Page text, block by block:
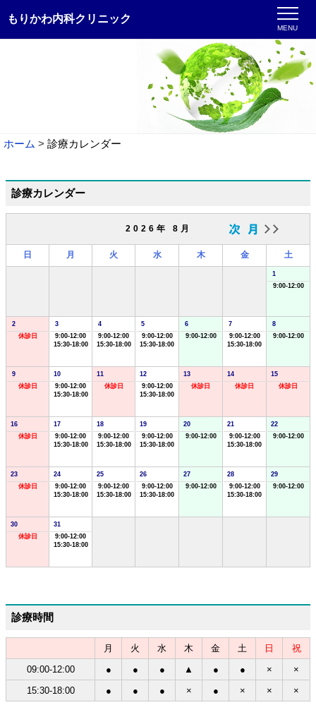
もりかわ内科クリニック
MENU
ホーム 診療カレンダー
診療カレンダー
2026年 8月
日 月 火 水 木 金 土
1
9:00-12:00
2
休診日
3
9:00-12:00
15:30-18:00
4
9:00-12:00
15:30-18:00
5
9:00-12:00
15:30-18:00
6
9:00-12:00
7
9:00-12:00
15:30-18:00
8
9:00-12:00
9
休診日
10
9:00-12:00
15:30-18:00
11
休診日
12
9:00-12:00
15:30-18:00
13
休診日
14
休診日
15
休診日
16
休診日
17
9:00-12:00
15:30-18:00
18
9:00-12:00
15:30-18:00
19
9:00-12:00
15:30-18:00
20
9:00-12:00
21
9:00-12:00
15:30-18:00
22
9:00-12:00
23
休診日
24
9:00-12:00
15:30-18:00
25
9:00-12:00
15:30-18:00
26
9:00-12:00
15:30-18:00
27
9:00-12:00
28
9:00-12:00
15:30-18:00
29
9:00-12:00
30
休診日
31
9:00-12:00
15:30-18:00
診療時間
月 火 水 木 金 土 日
祝
09:00-12:00
● ● ● ▲ ● ● ×
×
15:30-18:00
● ● ● × ● × × ×